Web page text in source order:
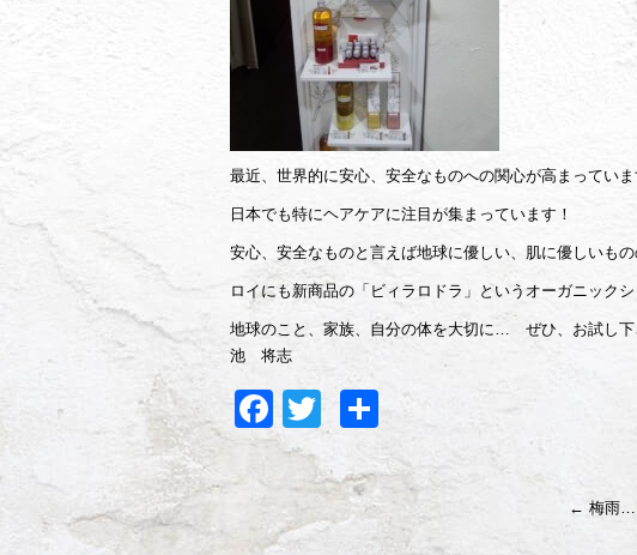
最近、世界的に安心、安全なものへの関心が高まっていま
日本でも特にヘアケアに注目が集まっています！
安心、安全なものと言えば地球に優しい、肌に優しいもの
ロイにも新商品の「ビィラロドラ」というオーガニック
地球のこと、家族、自分の体を大切に… ぜひ、お試し下
池 将志
Facebook
Twitter
共
有
← 梅雨…